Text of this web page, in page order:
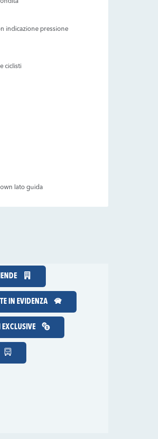
indicazione pressione
ciclisti
lato guida
IN EVIDENZA
EXCLUSIVE